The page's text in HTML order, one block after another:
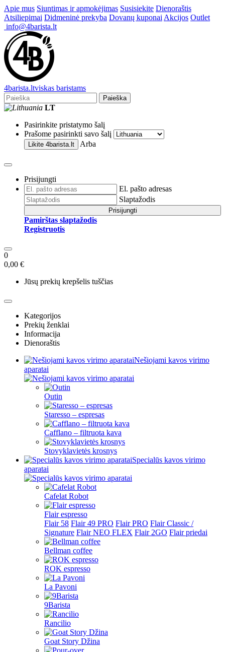
Apie mus Siuntimas ir apmokėjimas Susisiekite Dienoraštis
Atsiliepimai Didmeninė prekyba Dovanų kuponai Akcijos Outlet
info@4barista.lt
4barista.ltviskas baristams
Paieška
LT
Pasirinkite pristatymo šalį
Prašome pasirinkti savo šalį
Likite 4barista.lt Arba
Prisijungti
El. pašto adresas
Slaptažodis
Prisijungti
Pamirštas slaptažodis
Registruotis
0
0,00 €
Jūsų prekių krepšelis tuščias
Kategorijos
Prekių ženklai
Informacija
Dienoraštis
Nešiojami kavos virimo
aparatai
Outin
Staresso – espresas
Cafflano – filtruota kava
Stovyklavietės krosnys
Specialūs kavos virimo
aparatai
Cafelat Robot
Flair espresso
Flair 58 Flair 49 PRO Flair PRO Flair Classic /
Signature Flair NEO FLEX Flair 2GO Flair priedai
Bellman coffee
ROK espresso
La Pavoni
9Barista
Rancilio
Goat Story Džina